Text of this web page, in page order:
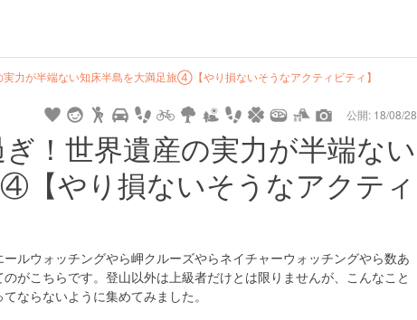
力が半端ない知床半島を大満足旅④【やり損ないそうなアクティビティ】
公開: 18/08/28
type star camera home settings profile print rank mail lock calendar access
！世界遺産の実力が半端ない
【やり損ないそうなアクティ
ルウォッチングやら岬クルーズやらネイチャーウォッチングやら数あ
がこちらです。登山以外は上級者だけとは限りませんが、こんなこと
ならないように集めてみました。